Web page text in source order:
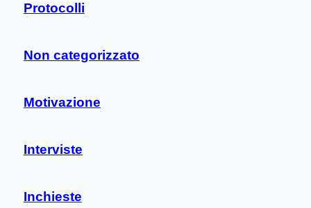
Protocolli
Non categorizzato
Motivazione
Interviste
Inchieste